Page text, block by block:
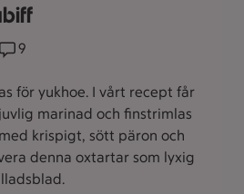
Receptet har 9 kommentarer
9
för yukhoe. I vårt recept får
marinad och finstrimlas
krispigt, sött päron och
denna oxtartar som lyxig